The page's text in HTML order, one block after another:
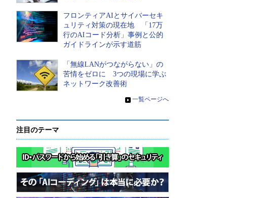
フロンティアAIとサイバーセキ
ュリティ対策の現在地 「17万
行のAIコード分析」事例と公的
ガイドラインが示す道筋
「無線LANがつながらない」の
苦情をゼロに 3つの現場に学ぶ
ネットワーク改善術
» 一覧ページへ
注目のテーマ